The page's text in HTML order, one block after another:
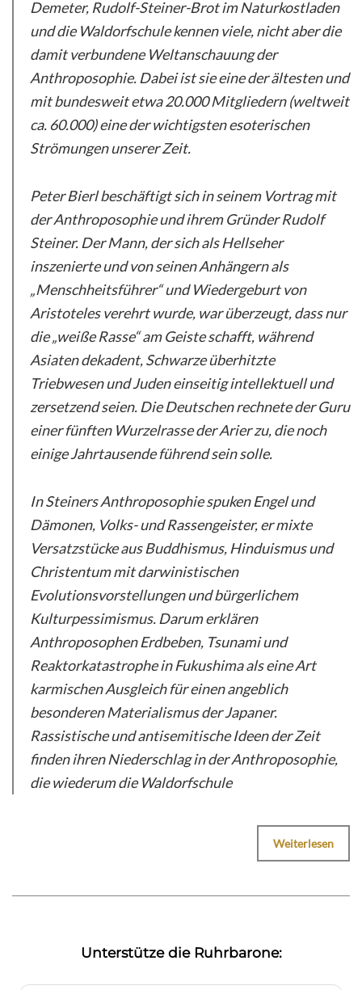
Demeter, Rudolf-Steiner-Brot im Naturkostladen
und die Waldorfschule kennen viele, nicht aber die
damit verbundene Weltanschauung der
Anthroposophie. Dabei ist sie eine der ältesten und
mit bundesweit etwa 20.000 Mitgliedern (weltweit
ca. 60.000) eine der wichtigsten esoterischen
Strömungen unserer Zeit.
Peter Bierl beschäftigt sich in seinem Vortrag mit
der Anthroposophie und ihrem Gründer Rudolf
Steiner. Der Mann, der sich als Hellseher
inszenierte und von seinen Anhängern als
„Menschheitsführer“ und Wiedergeburt von
Aristoteles verehrt wurde, war überzeugt, dass nur
die „weiße Rasse“ am Geiste schafft, während
Asiaten dekadent, Schwarze überhitzte
Triebwesen und Juden einseitig intellektuell und
zersetzend seien. Die Deutschen rechnete der Guru
einer fünften Wurzelrasse der Arier zu, die noch
einige Jahrtausende führend sein solle.
In Steiners Anthroposophie spuken Engel und
Dämonen, Volks- und Rassengeister, er mixte
Versatzstücke aus Buddhismus, Hinduismus und
Christentum mit darwinistischen
Evolutionsvorstellungen und bürgerlichem
Kulturpessimismus. Darum erklären
Anthroposophen Erdbeben, Tsunami und
Reaktorkatastrophe in Fukushima als eine Art
karmischen Ausgleich für einen angeblich
besonderen Materialismus der Japaner.
Rassistische und antisemitische Ideen der Zeit
finden ihren Niederschlag in der Anthroposophie,
die wiederum die Waldorfschule
Weiterlesen
Unterstütze die Ruhrbarone: